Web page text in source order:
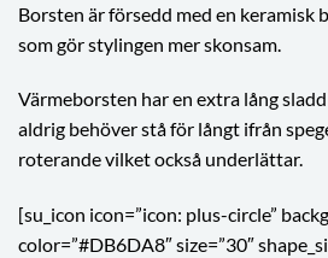
Borsten är försedd med en keramisk
som gör stylingen mer skonsam.
Värmeborsten har en extra lång
aldrig behöver stå för långt ifrån
roterande vilket också underlättar.
[su_icon icon=”icon: plus-circle”
color=”#DB6DA8″ size=”30″